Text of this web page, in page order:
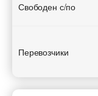
Свободен с/по
Перевозчики